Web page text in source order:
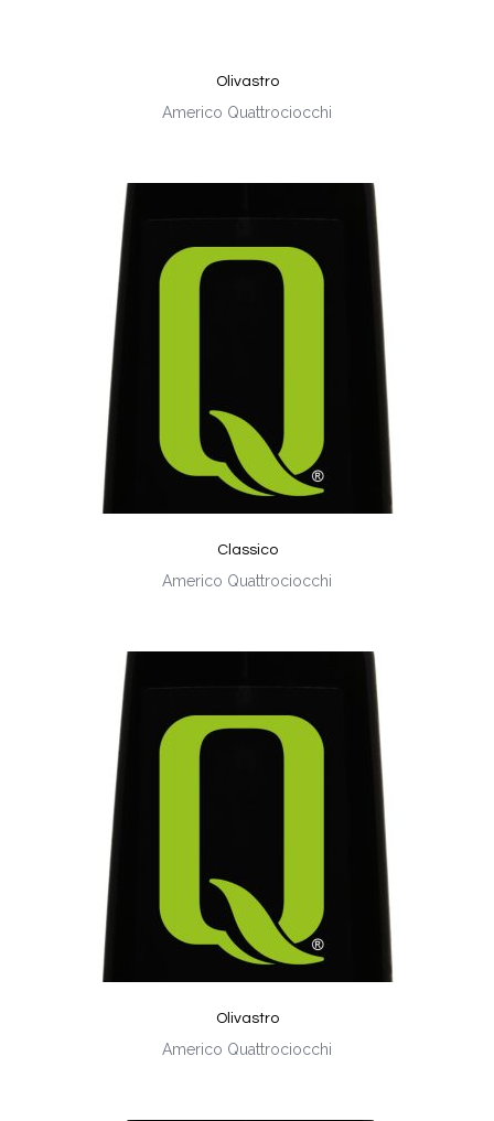
Olivastro
Americo Quattrociocchi
Classico
Americo Quattrociocchi
Olivastro
Americo Quattrociocchi